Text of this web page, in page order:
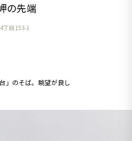
の先端
目153-1
」のそば。眺望が良し